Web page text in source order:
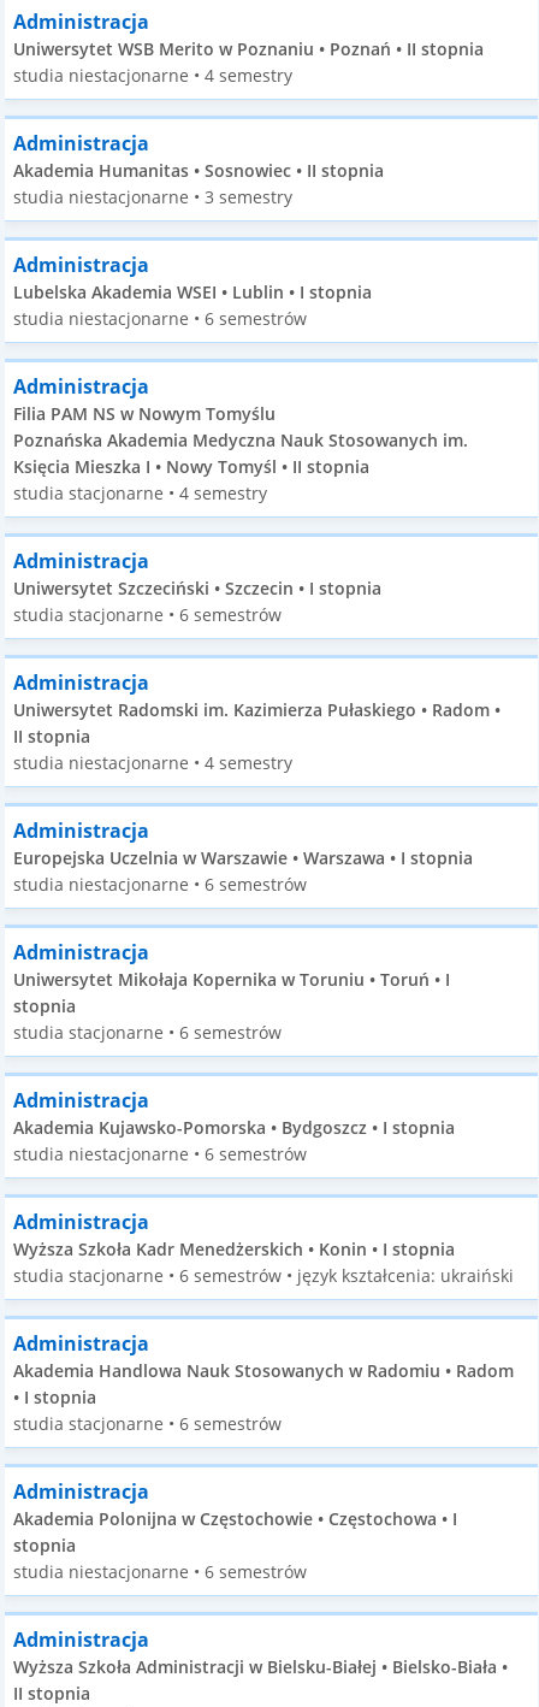
Administracja
Uniwersytet WSB Merito w Poznaniu • Poznań • II stopnia
studia niestacjonarne • 4 semestry
Administracja
Akademia Humanitas • Sosnowiec • II stopnia
studia niestacjonarne • 3 semestry
Administracja
Lubelska Akademia WSEI • Lublin • I stopnia
studia niestacjonarne • 6 semestrów
Administracja
Filia PAM NS w Nowym Tomyślu
Poznańska Akademia Medyczna Nauk Stosowanych im.
Księcia Mieszka I • Nowy Tomyśl • II stopnia
studia stacjonarne • 4 semestry
Administracja
Uniwersytet Szczeciński • Szczecin • I stopnia
studia stacjonarne • 6 semestrów
Administracja
Uniwersytet Radomski im. Kazimierza Pułaskiego • Radom •
II stopnia
studia niestacjonarne • 4 semestry
Administracja
Europejska Uczelnia w Warszawie • Warszawa • I stopnia
studia niestacjonarne • 6 semestrów
Administracja
Uniwersytet Mikołaja Kopernika w Toruniu • Toruń • I
stopnia
studia stacjonarne • 6 semestrów
Administracja
Akademia Kujawsko-Pomorska • Bydgoszcz • I stopnia
studia niestacjonarne • 6 semestrów
Administracja
Wyższa Szkoła Kadr Menedżerskich • Konin • I stopnia
studia stacjonarne • 6 semestrów • język kształcenia: ukraiński
Administracja
Akademia Handlowa Nauk Stosowanych w Radomiu • Radom
• I stopnia
studia stacjonarne • 6 semestrów
Administracja
Akademia Polonijna w Częstochowie • Częstochowa • I
stopnia
studia niestacjonarne • 6 semestrów
Administracja
Wyższa Szkoła Administracji w Bielsku-Białej • Bielsko-Biała •
II stopnia